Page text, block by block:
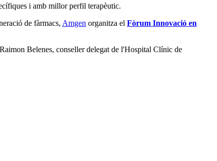
i amb millor perfil terapèutic.
de fàrmacs, Amgen organitza el Fòrum Innovació en
Belenes, conseller delegat de l'Hospital Clínic de